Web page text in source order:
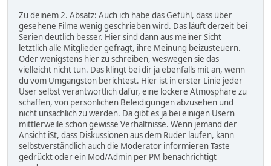
Zu deinem 2. Absatz: Auch ich habe das Gefühl, dass über
gesehene Filme wenig geschrieben wird. Das läuft derzeit bei
Serien deutlich besser. Hier sind dann aus meiner Sicht
letztlich alle Mitglieder gefragt, ihre Meinung beizusteuern.
Oder wenigstens hier zu schreiben, weswegen sie das
vielleicht nicht tun. Das klingt bei dir ja ebenfalls mit an, wenn
du vom Umgangston berichtest. Hier ist in erster Linie jeder
User selbst verantwortlich dafür, eine lockere Atmosphäre zu
schaffen, von persönlichen Beleidigungen abzusehen und
nicht unsachlich zu werden. Da gibt es ja bei einigen Usern
mittlerweile schon gewisse Verhältnisse. Wenn jemand der
Ansicht iSt, dass Diskussionen aus dem Ruder laufen, kann
selbstverständlich auch die Moderator informieren Taste
gedrückt oder ein Mod/Admin per PM benachrichtigt